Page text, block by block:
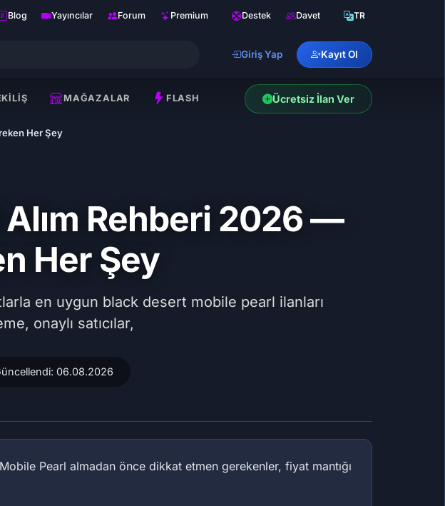
Blog Yayıncılar Forum Premium Destek Davet TR
Giriş Yap Kayıt Ol
MAĞAZALAR FLASH Ücretsiz İlan Ver
Her Şey
Rehberi 2026 —
Her Şey
en uygun black desert mobile pearl ilanları
onaylı satıcılar,
06.08.2026
Pearl almadan önce dikkat etmen gerekenler, fiyat mantığı